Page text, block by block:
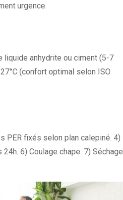
urgence.
liquide anhydrite ou ciment (5-7
(confort optimal selon ISO
PER fixés selon plan calepiné. 4)
6) Coulage chape. 7) Séchage